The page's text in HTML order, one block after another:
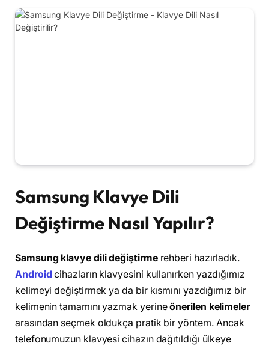
Samsung Klavye Dili
Değiştirme Nasıl Yapılır?
Samsung klavye dili değiştirme rehberi hazırladık.
Android cihazların klavyesini kullanırken yazdığımız
kelimeyi değiştirmek ya da bir kısmını yazdığımız bir
kelimenin tamamını yazmak yerineönerilen kelimeler
arasından seçmek oldukça pratik bir yöntem. Ancak
telefonumuzun klavyesi cihazın dağıtıldığı ülkeye